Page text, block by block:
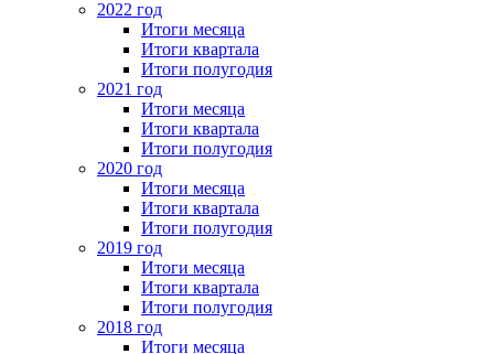
2022 год
Итоги месяца
Итоги квартала
Итоги полугодия
2021 год
Итоги месяца
Итоги квартала
Итоги полугодия
2020 год
Итоги месяца
Итоги квартала
Итоги полугодия
2019 год
Итоги месяца
Итоги квартала
Итоги полугодия
2018 год
Итоги месяца